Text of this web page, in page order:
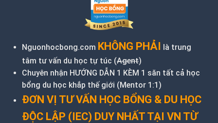
Nguonhocbong.com KHÔNG PHẢI là trung
tâm tư vấn du học tự túc (Agent)
Chuyên nhận HƯỚNG DẪN 1 KÈM 1 săn tất cả học
bổng du học khắp thế giới (Mentor 1:1)
ĐƠN VỊ TƯ VẤN HỌC BỔNG & DU HỌC
ĐỘC LẬP (IEC) DUY NHẤT TẠI VN TỪ